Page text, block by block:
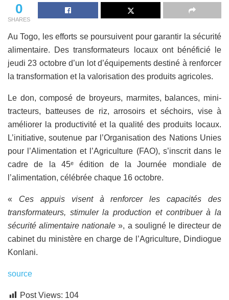
0
SHARES
Au Togo, les efforts se poursuivent pour garantir la sécurité
alimentaire. Des transformateurs locaux ont bénéficié le
jeudi 23 octobre d’un lot d’équipements destiné à renforcer
la transformation et la valorisation des produits agricoles.
Le don, composé de broyeurs, marmites, balances, mini-
tracteurs, batteuses de riz, arrosoirs et séchoirs, vise à
améliorer la productivité et la qualité des produits locaux.
L’initiative, soutenue par l’Organisation des Nations Unies
pour l’Alimentation et l’Agriculture (FAO), s’inscrit dans le
cadre de la 45ᵉ édition de la Journée mondiale de
l’alimentation, célébrée chaque 16 octobre.
« Ces appuis visent à renforcer les capacités des
transformateurs, stimuler la production et contribuer à la
sécurité alimentaire nationale», a souligné le directeur de
cabinet du ministère en charge de l’Agriculture, Dindiogue
Konlani.
source
Post Views: 104